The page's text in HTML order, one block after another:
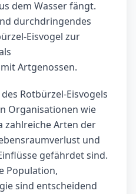
dem Wasser fängt.
durchdringendes
Eisvogel zur
Artgenossen.
Rotbürzel-Eisvogels
Organisationen wie
zahlreiche Arten der
und
gefährdet sind.
Population,
sind entscheidend